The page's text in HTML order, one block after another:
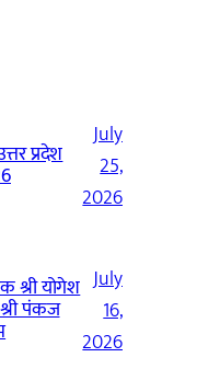
प्रदेश
July
25,
2026
श्री योगेश
श्री पंकज
July
16,
2026